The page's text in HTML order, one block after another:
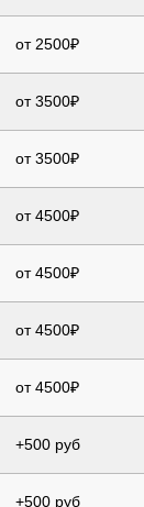
от 2500₽
от 3500₽
от 3500₽
от 4500₽
от 4500₽
от 4500₽
от 4500₽
+500 руб
+500 руб